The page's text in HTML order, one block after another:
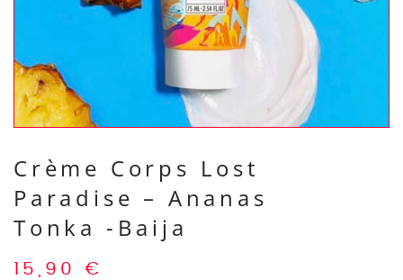
Crème Corps Lost
Paradise – Ananas
Tonka -Baija
15,90 €